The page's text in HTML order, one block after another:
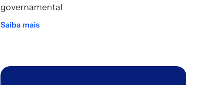
governamental
Saiba mais